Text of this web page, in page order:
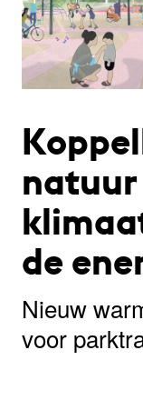
natuur
de
Nieuw
voor